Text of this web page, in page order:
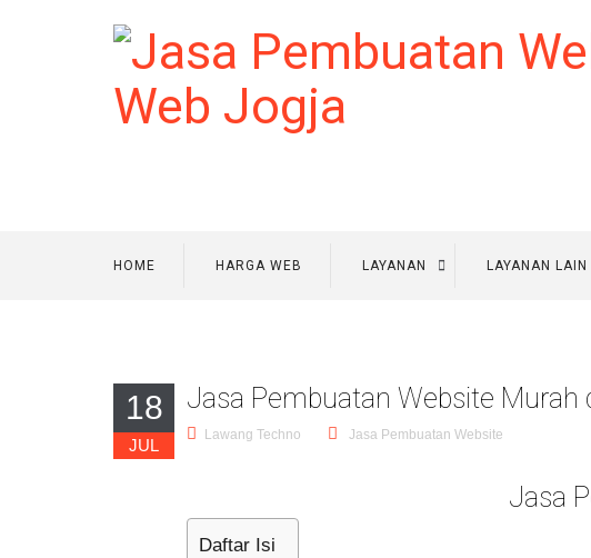
HOME HARGA WEB LAYANAN LAYANAN LAIN
18
JUL
Jasa Pembuatan Website Murah
Lawang Techno Jasa Pembuatan Website
Jasa
Daftar Isi